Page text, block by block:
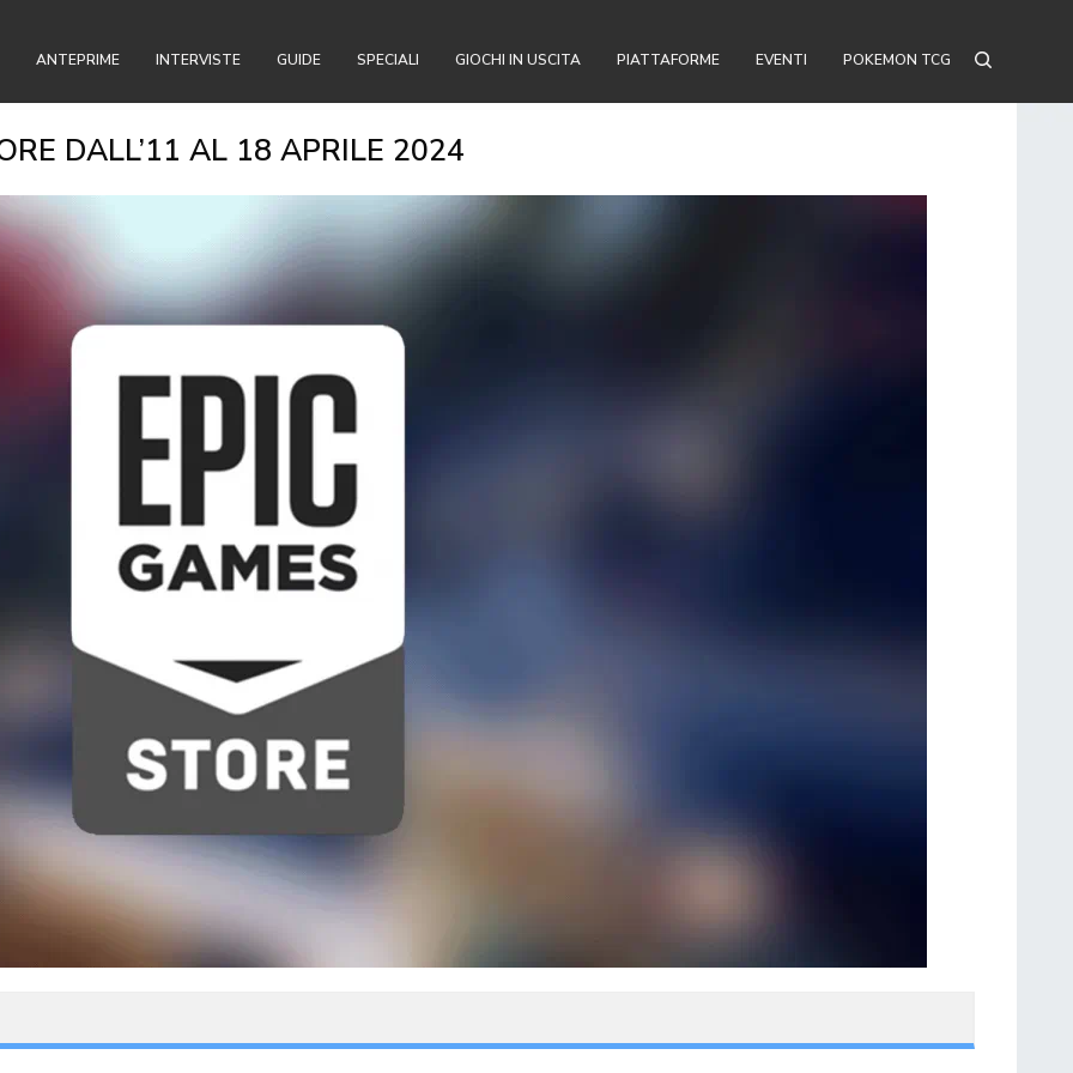
ANTEPRIME INTERVISTE GUIDE SPECIALI GIOCHI IN USCITA PIATTAFORME EVENTI POKEMON TCG
DALL’11 AL 18 APRILE 2024